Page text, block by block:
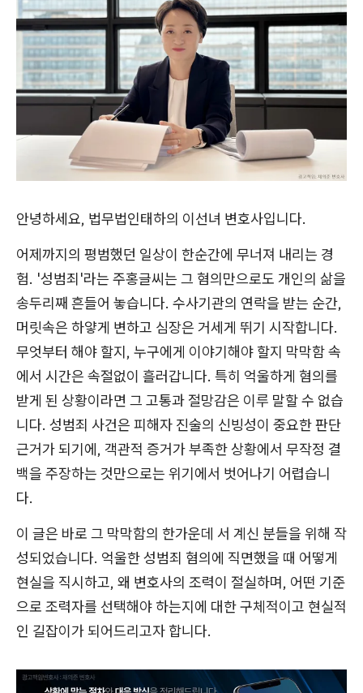
안녕하세요, 법무법인태하의 이선녀 변호사입니다.
어제까지의 평범했던 일상이 한순간에 무너져 내리는 경
험. '성범죄'라는 주홍글씨는 그 혐의만으로도 개인의 삶을
송두리째 흔들어 놓습니다. 수사기관의 연락을 받는 순간,
머릿속은 하얗게 변하고 심장은 거세게 뛰기 시작합니다.
무엇부터 해야 할지, 누구에게 이야기해야 할지 막막함 속
에서 시간은 속절없이 흘러갑니다. 특히 억울하게 혐의를
받게 된 상황이라면 그 고통과 절망감은 이루 말할 수 없습
니다. 성범죄 사건은 피해자 진술의 신빙성이 중요한 판단
근거가 되기에, 객관적 증거가 부족한 상황에서 무작정 결
백을 주장하는 것만으로는 위기에서 벗어나기 어렵습니
다.
이 글은 바로 그 막막함의 한가운데 서 계신 분들을 위해 작
성되었습니다. 억울한 성범죄 혐의에 직면했을 때 어떻게
현실을 직시하고, 왜 변호사의 조력이 절실하며, 어떤 기준
으로 조력자를 선택해야 하는지에 대한 구체적이고 현실적
인 길잡이가 되어드리고자 합니다.